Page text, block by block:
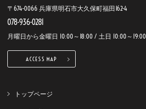
〒674-0066 兵庫県明石市大久保町福田162-4
078-936-0281
月曜日から金曜日 10:00～18:00 / 土日 10:00～19:00
ACCESS MAP
トップページ